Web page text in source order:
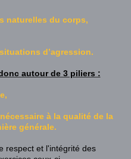
naturelles du corps,
d’agression.
autour de 3 piliers :
,
à la qualité de la
générale.
respect et l'intégrité des